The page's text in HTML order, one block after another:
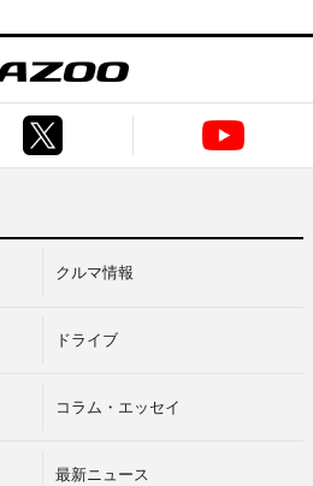
クルマ情報
ドライブ
コラム・エッセイ
最新ニュース